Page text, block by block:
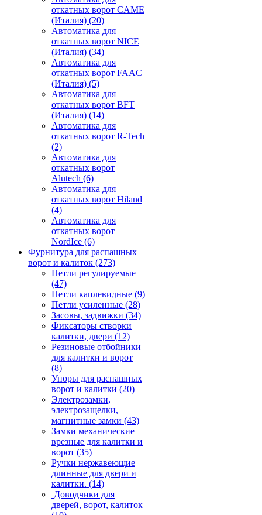
откатных ворот CAME
(Италия) (20)
Автоматика для
откатных ворот NICE
(Италия) (34)
Автоматика для
откатных ворот FAAC
(Италия) (5)
Автоматика для
откатных ворот BFT
(Италия) (14)
Автоматика для
откатных ворот R-Tech
(2)
Автоматика для
откатных ворот
Alutech (6)
Автоматика для
откатных ворот Hiland
(4)
Автоматика для
откатных ворот
NordIce (6)
Фурнитура для распашных
ворот и калиток (273)
Петли регулируемые
(47)
Петли каплевидные (9)
Петли усиленные (28)
Засовы, задвижки (34)
Фиксаторы створки
калитки, двери (12)
Резиновые отбойники
для калитки и ворот
(8)
Упоры для распашных
ворот и калитки (20)
Электрозамки,
электрозащелки,
магнитные замки (43)
Замки механические
врезные для калитки и
ворот (35)
Ручки нержавеющие
длинные для двери и
калитки. (14)
Доводчики для
дверей, ворот, калиток